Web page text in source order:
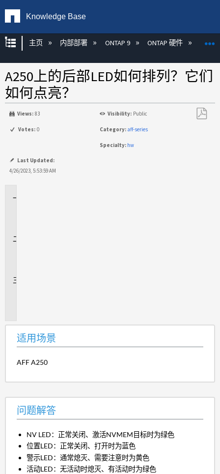
Knowledge Base
扩展/隐缩全局层次
主页 内部部署 ONTAP 9 ONTAP 硬件
A250上的后部LED如何排列？它们
如何点亮？
Views: 83 Visibility: Public
Votes: 0 Category: aff-series
Specialty: hw
Last Updated:
4/26/2023, 5:53:59 AM
适用场景
AFF A250
问题解答
NV LED：正常关闭、激活NVMEM目标时为绿色
位置LED：正常关闭、打开时为蓝色
警示LED：通常熄灭、需要注意时为黄色
活动LED：无活动时熄灭、有活动时为绿色